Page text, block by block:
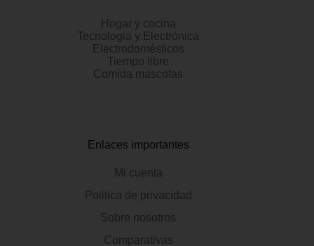
Hogar y cocina
Tecnologia y Electrónica
Electrodomésticos
Tiempo libre
Comida mascotas
Enlaces importantes
Mi cuenta
Politica de privacidad
Sobre nosotros
Comparativas